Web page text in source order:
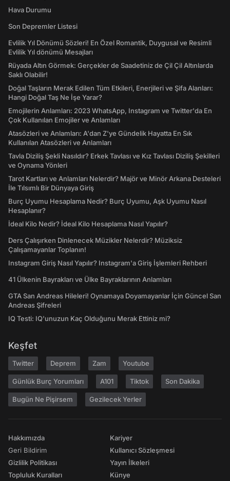
Hava Durumu
Son Depremler Listesi
Evlilik Yıl Dönümü Sözleri! En Özel Romantik, Duygusal ve Resimli
Evlilik Yıl dönümü Mesajları
Rüyada Altın Görmek: Gerçekler de Saadetiniz de Çil Çil Altınlarda
Saklı Olabilir!
Doğal Taşların Merak Edilen Tüm Etkileri, Enerjileri ve Şifa Alanları:
Hangi Doğal Taş Ne İşe Yarar?
Emojilerin Anlamları: 2023 WhatsApp, Instagram ve Twitter'da En
Çok Kullanılan Emojiler ve Anlamları
Atasözleri ve Anlamları: A'dan Z'ye Gündelik Hayatta En Sık
Kullanılan Atasözleri ve Anlamları
Tavla Diziliş Şekli Nasıldır? Erkek Tavlası ve Kız Tavlası Diziliş Şekilleri
ve Oynama Yönleri
Tarot Kartları ve Anlamları Nelerdir? Majör ve Minör Arkana Desteleri
İle Tılsımlı Bir Dünyaya Giriş
Burç Uyumu Hesaplama Nedir? Burç Uyumu, Aşk Uyumu Nasıl
Hesaplanır?
İdeal Kilo Nedir? İdeal Kilo Hesaplama Nasıl Yapılır?
Ders Çalışırken Dinlenecek Müzikler Nelerdir? Müziksiz
Çalışamayanlar Toplanın!
Instagram Giriş Nasıl Yapılır? Instagram'a Giriş İşlemleri Rehberi
41 Ülkenin Bayrakları ve Ülke Bayraklarının Anlamları
GTA San Andreas Hileleri! Oynamaya Doyamayanlar İçin Güncel San
Andreas Şifreleri
IQ Testi: IQ'unuzun Kaç Olduğunu Merak Ettiniz mi?
Keşfet
Twitter Deprem Zam Youtube
Günlük Burç Yorumları A101 Tiktok Son Dakika
Bugün Ne Pişirsem Gezilecek Yerler
Hakkımızda
Geri Bildirim
Gizlilik Politikası
Topluluk Kuralları
Kariyer
Kullanıcı Sözleşmesi
Yayın İlkeleri
Künye